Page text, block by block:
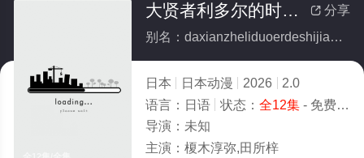
 分享
大贤者利多尔的时间逆行(全集)
别名：daxianzheliduoerdeshijiannixing
日本 日本动漫 2026
2.0
语言： 日语 状态： 全12集- 免费在线观看
导演： 未知
主演： 榎木淳弥,田所梓